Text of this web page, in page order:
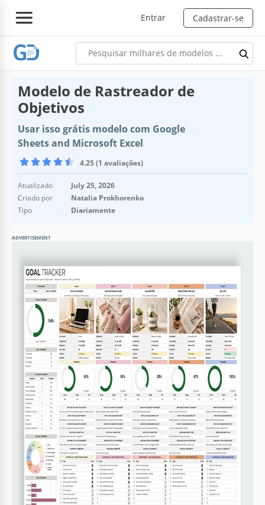
Entrar Cadastrar-se
Modelo de Rastreador de
Objetivos
Usar isso grátis modelo com Google
Sheets and Microsoft Excel
4.25 (1 avaliações)
Atualizado
July 25, 2026
Criado por
Natalia Prokhorenko
Tipo
Diariamente
ADVERTISEMENT